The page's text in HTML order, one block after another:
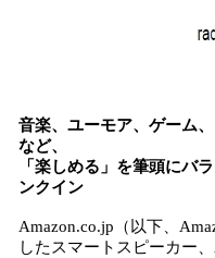
音楽、ユーモア、ゲーム
など、
「楽しめる」を筆頭にバ
ンクイン
Amazon.co.jp（以下、
したスマートスピーカー